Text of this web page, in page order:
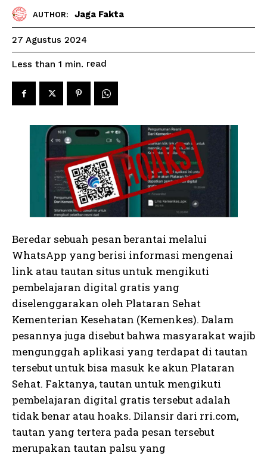
AUTHOR: Jaga Fakta
27 Agustus 2024
Less than 1 min. read
Beredar sebuah pesan berantai melalui
WhatsApp yang berisi informasi mengenai
link atau tautan situs untuk mengikuti
pembelajaran digital gratis yang
diselenggarakan oleh Plataran Sehat
Kementerian Kesehatan (Kemenkes). Dalam
pesannya juga disebut bahwa masyarakat wajib
mengunggah aplikasi yang terdapat di tautan
tersebut untuk bisa masuk ke akun Plataran
Sehat. Faktanya, tautan untuk mengikuti
pembelajaran digital gratis tersebut adalah
tidak benar atau hoaks. Dilansir dari rri.com,
tautan yang tertera pada pesan tersebut
merupakan tautan palsu yang